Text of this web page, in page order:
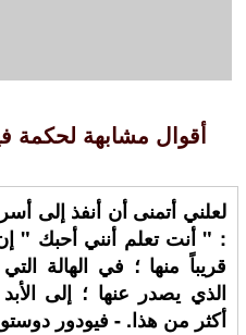
أقوال مشابهة لحكمة
لعلني أتمنى أن أنفذ إلى
: " أنت تعلم أنني أحبك "
قريباً منها ؛ في الهالة
الذي يصدر عنها ؛ إلى
أكثر من هذا. - فيودور